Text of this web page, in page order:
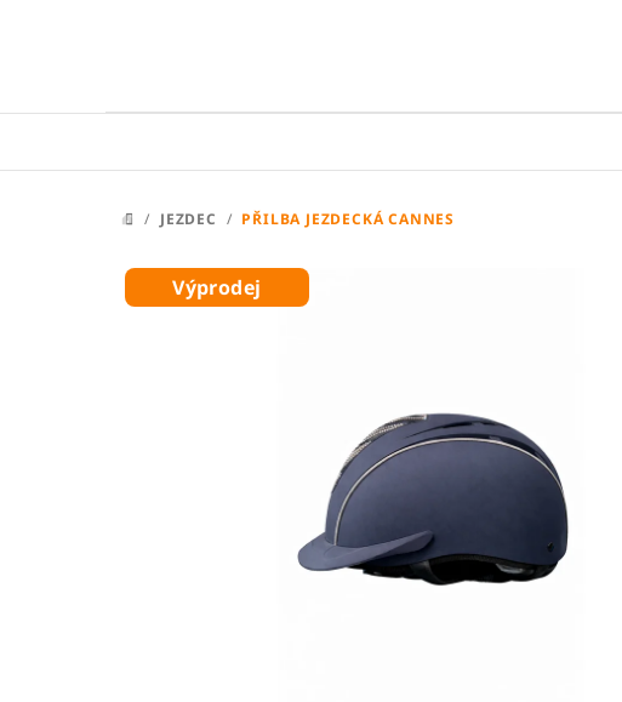
DOMŮ
/ JEZDEC / PŘILBA JEZDECKÁ CANNES
Výprodej